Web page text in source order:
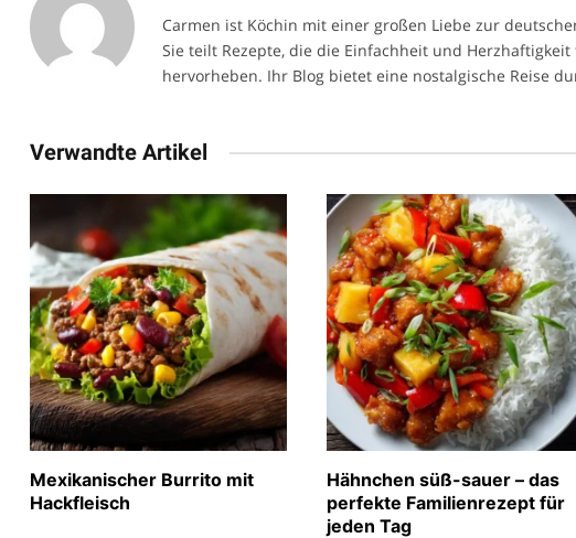
Carmen ist Köchin mit einer großen Liebe zur
Sie teilt Rezepte, die die Einfachheit und
hervorheben. Ihr Blog bietet eine nostalgische Reise
Verwandte Artikel
Mexikanischer Burrito mit
Hackfleisch
Hähnchen süß-sauer – das
perfekte Familienrezept für
jeden Tag